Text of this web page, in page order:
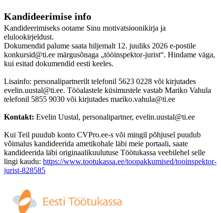
Kandideerimise info
Kandideerimiseks ootame Sinu motivatsioonikirja ja
elulookirjeldust.
Dokumendid palume saata hiljemalt 12. juuliks 2026 e-postile
konkursid@ti.ee märgusõnaga „tööinspektor-jurist“. Hindame väga,
kui esitad dokumendid eesti keeles.
Lisainfo: personalipartnerilt telefonil 5623 0228 või kirjutades
evelin.uustal@ti.ee. Tööalastele küsimustele vastab Mariko Vahula
telefonil 5855 9030 või kirjutades mariko.vahula@ti.ee
Kontakt: Evelin Uustal, personalipartner, evelin.uustal@ti.ee
Kui Teil puudub konto CVPro.ee-s või mingil põhjusel puudub
võimalus kandideerida ametikohale läbi meie portaali, saate
kandideerida läbi originaalikuulutuse Töötukassa veebilehel selle
lingi kaudu: https://www.tootukassa.ee/toopakkumised/tooinspektor-
jurist-828585